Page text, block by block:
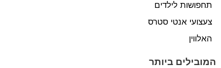
תחפושות לילדים
צעצועי אנטי סטרס
האלווין
המובילים ביותר